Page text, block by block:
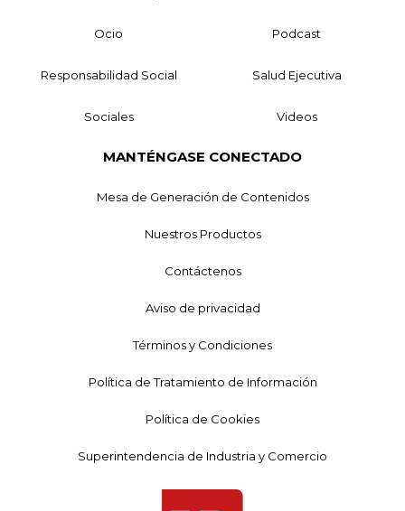
Ocio Podcast
Responsabilidad Social Salud Ejecutiva
Sociales Videos
MANTÉNGASE CONECTADO
Mesa de Generación de Contenidos
Nuestros Productos
Contáctenos
Aviso de privacidad
Términos y Condiciones
Política de Tratamiento de Información
Política de Cookies
Superintendencia de Industria y Comercio